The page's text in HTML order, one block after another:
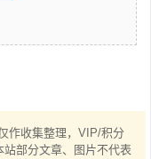
作收集整理，VIP/积分
部分文章、图片不代表